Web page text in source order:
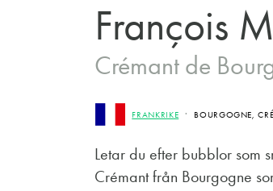
François
Crémant de
FRANKRIKE BOURGOGNE,
Letar du efter bubblor som
Crémant från Bourgogne